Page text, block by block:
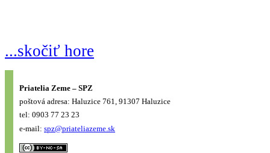
...skočiť hore
Priatelia Zeme – SPZ
poštová adresa: Haluzice 761, 91307 Haluzice
tel: 0903 77 23 23
e-mail: spz@priateliazeme.sk